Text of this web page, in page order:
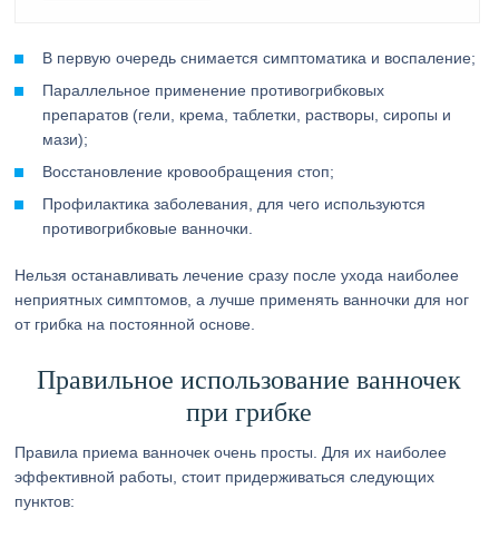
В первую очередь снимается симптоматика и воспаление;
Параллельное применение противогрибковых
препаратов (гели, крема, таблетки, растворы, сиропы и
мази);
Восстановление кровообращения стоп;
Профилактика заболевания, для чего используются
противогрибковые ванночки.
Нельзя останавливать лечение сразу после ухода наиболее
неприятных симптомов, а лучше применять ванночки для ног
от грибка на постоянной основе.
Правильное использование ванночек
при грибке
Правила приема ванночек очень просты. Для их наиболее
эффективной работы, стоит придерживаться следующих
пунктов: